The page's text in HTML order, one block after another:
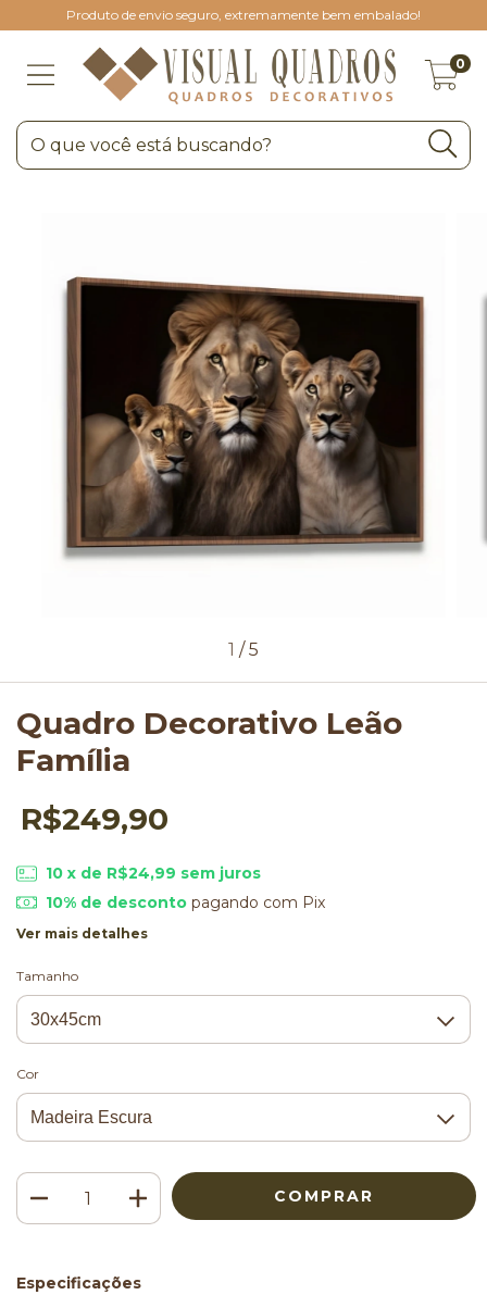
Produto de envio seguro, extremamente bem embalado!
0
1 /5
Quadro Decorativo Leão
Família
R$249,90
10 x de R$24,99 sem juros
10% de descontopagando com Pix
Ver mais detalhes
Tamanho
Cor
Especificações